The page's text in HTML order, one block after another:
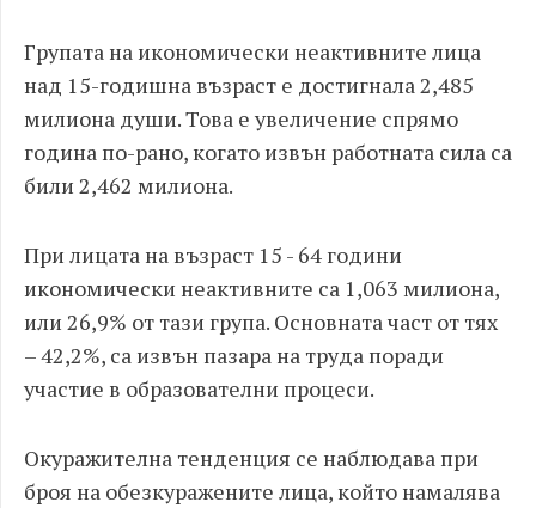
Групата на икономически неактивните лица
над 15-годишна възраст е достигнала 2,485
милиона души. Това е увеличение спрямо
година по-рано, когато извън работната сила са
били 2,462 милиона.
При лицата на възраст 15 - 64 години
икономически неактивните са 1,063 милиона,
или 26,9% от тази група. Основната част от тях
– 42,2%, са извън пазара на труда поради
участие в образователни процеси.
Окуражителна тенденция се наблюдава при
броя на обезкуражените лица, който намалява